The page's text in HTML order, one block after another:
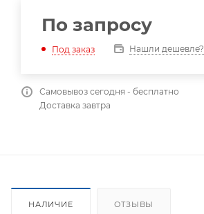
По запросу
Под заказ Нашли дешевле?
Самовывоз сегодня - бесплатно
Доставка завтра
НАЛИЧИЕ ОТЗЫВЫ